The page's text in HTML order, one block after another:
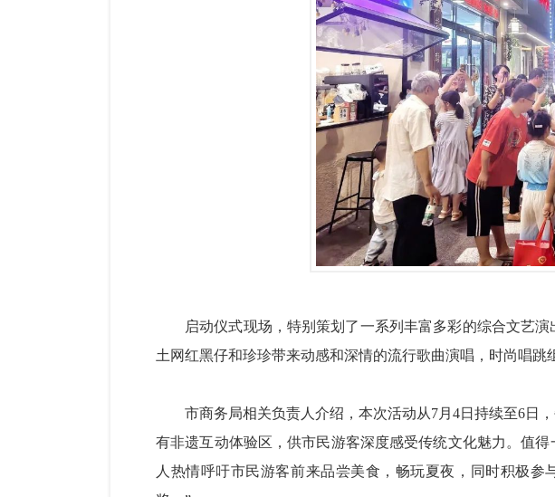
启动仪式现场，特别策划了一系列丰富多彩的综合文艺
土网红黑仔和珍珍带来动感和深情的流行歌曲演唱，时尚唱
市商务局相关负责人介绍，本次活动从7月4日持续至6日
有非遗互动体验区，供市民游客深度感受传统文化魅力。值
人热情呼吁市民游客前来品尝美食，畅玩夏夜，同时积极